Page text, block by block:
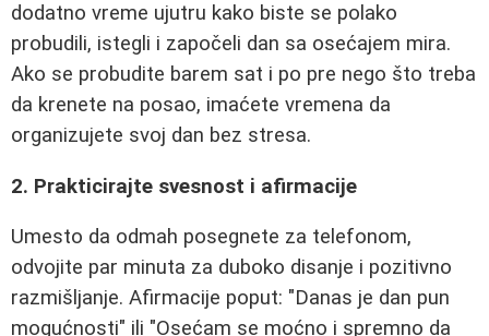
dodatno vreme ujutru kako biste se polako
probudili, istegli i započeli dan sa osećajem mira.
Ako se probudite barem sat i po pre nego što treba
da krenete na posao, imaćete vremena da
organizujete svoj dan bez stresa.
2. Prakticirajte svesnost i afirmacije
Umesto da odmah posegnete za telefonom,
odvojite par minuta za duboko disanje i pozitivno
razmišljanje. Afirmacije poput: "Danas je dan pun
mogućnosti" ili "Osećam se moćno i spremno da